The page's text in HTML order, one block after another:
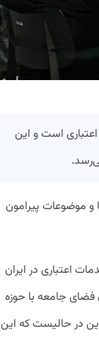
ایران اعتباری است و این
و موضوعات پیرامون
اعتباری در ایران
فضای جامعه با حوزه
در حالیست که این